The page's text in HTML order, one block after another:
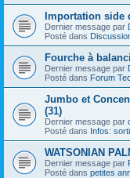
Importation side
Dernier message par
Posté dans
Fourche à
Dernier message par
Posté dans Forum
Jumbo et
(31)
Dernier message par
Posté dans Infos:
WATSONIAN
Dernier message par
Posté dans petites